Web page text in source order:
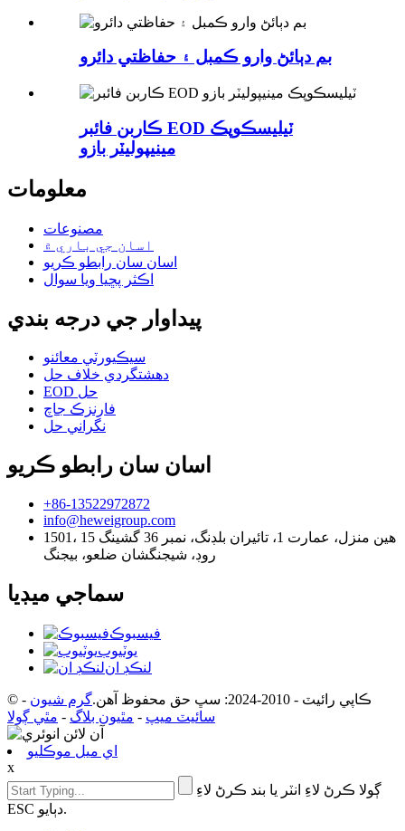
بم دٻائڻ وارو ڪمبل ۽ حفاظتي دائرو
ڪاربن فائبر EOD ٽيليسڪوپڪ
مينيپوليٽر بازو
معلومات
مصنوعات
اسان جي باري ۾
اسان سان رابطو ڪريو
اڪثر پڇيا ويا سوال
پيداوار جي درجه بندي
سيڪيورٽي معائنو
دهشتگردي خلاف حل
EOD حل
فارنزڪ جاچ
نگراني حل
اسان سان رابطو ڪريو
+86-13522972872
info@heweigroup.com
1501، 15 هين منزل، عمارت 1، تائيران بلڊنگ، نمبر 36 گشينگ
روڊ، شيجنگشان ضلعو، بيجنگ
سماجي ميڊيا
فيسبوڪ
يوٽيوب
لنڪڊ ان
© ڪاپي رائيٽ - 2010-2024: سڀ حق محفوظ آهن. گرم شيون -
سائيٽ ميپ - مٿيون بلاگ - مٿي ڳولا
اي ميل موڪليو
x
ڳولا ڪرڻ لاءِ انٽر يا بند ڪرڻ لاءِ
ESC دٻايو.